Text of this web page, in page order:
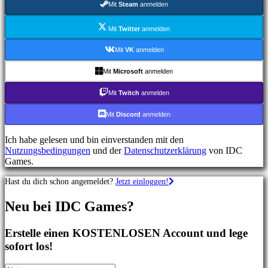
Rennspiele
Gelegenheitsspiele
Indie
Simulationsspiele
Kampfspiele
Gemeinschaft
Gameplay
In-
Game
Events
Media
Foren
IDC
Gifts
IDC
Mit Steam anmelden
MitTwitteranmelden
Mit VKanmelden
Mit Microsoft anmelden
Mit Twitch anmelden
Mit Discord anmelden
Ich habe gelesen und bin einverstanden mit den
Nutzungsbedingungen und derDatenschutzerklärung von IDC
Games.
Hast du dich schon angemeldet? Jetzt einloggen!
Neu bei IDC Games?
Erstelle einen KOSTENLOSEN Account und lege
sofort los!